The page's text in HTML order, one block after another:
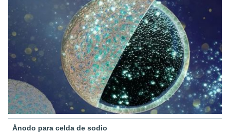
Ánodo para celda de sodio